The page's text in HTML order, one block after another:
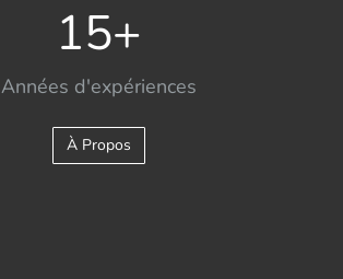
Années d'expériences
15+
À Propos